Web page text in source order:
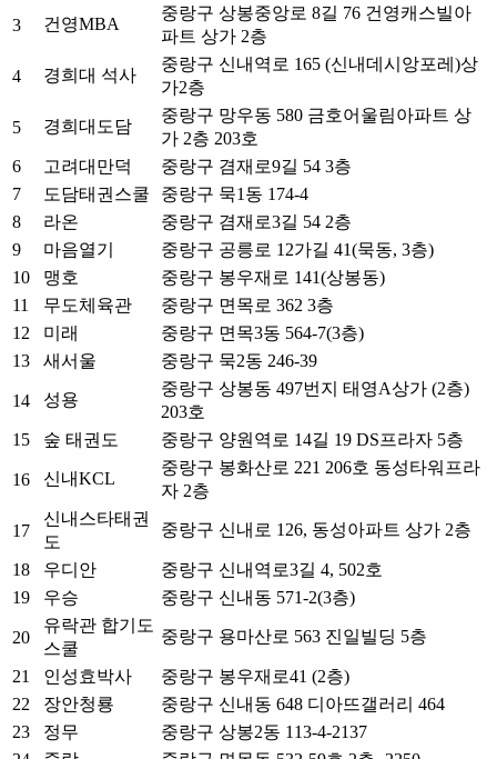
3 건영MBA
중랑구 상봉중앙로 8길 76 건영캐스빌아
파트 상가 2층
4 경희대 석사
중랑구 신내역로 165 (신내데시앙포레)상
가2층
5 경희대도담
중랑구 망우동 580 금호어울림아파트 상
가 2층 203호
6
고려대만덕
중랑구 겸재로9길 54 3층
7
도담태권스쿨
중랑구 묵1동 174-4
8
라온
중랑구 겸재로3길 54 2층
9
마음열기
중랑구 공릉로 12가길 41(묵동, 3층)
10
맹호
중랑구 봉우재로 141(상봉동)
11
무도체육관
중랑구 면목로 362 3층
12
미래
중랑구 면목3동 564-7(3층)
13
새서울 중랑구 묵2동 246-39
14 성용
중랑구 상봉동 497번지 태영A상가 (2층)
203호
15
숲 태권도 중랑구 양원역로 14길 19 DS프라자 5층
16 신내KCL
중랑구 봉화산로 221 206호 동성타워프라
자 2층
17
신내스타태권
도
중랑구 신내로 126, 동성아파트 상가 2층
18 우디안
중랑구 신내역로3길 4, 502호
19
우승 중랑구 신내동 571-2(3층)
20
유락관 합기도
스쿨
중랑구 용마산로 563 진일빌딩 5층
21 인성효박사
중랑구 봉우재로41 (2층)
22
장안청룡
중랑구 신내동 648 디아뜨갤러리 464
23
정무
중랑구 상봉2동 113-4-2137